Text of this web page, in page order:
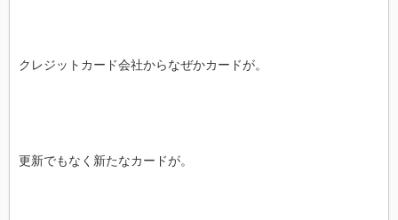
クレジットカード会社からなぜかカードが。
更新でもなく新たなカードが。